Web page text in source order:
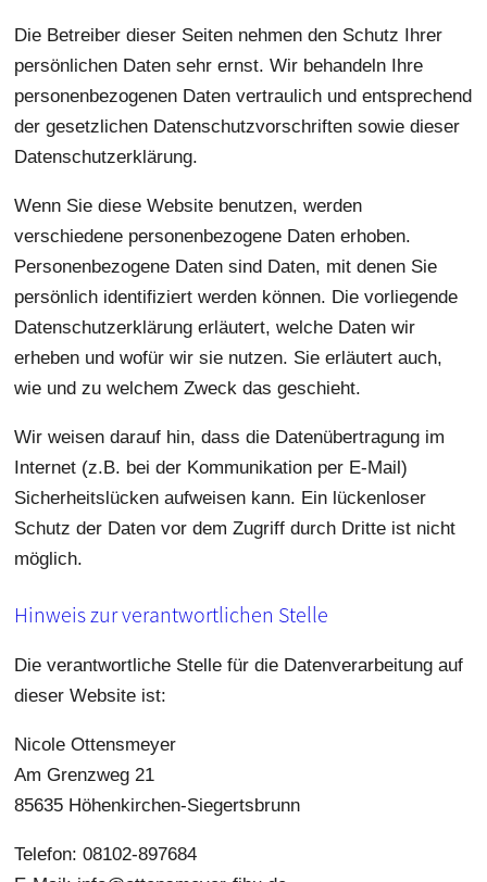
Die Betreiber dieser Seiten nehmen den Schutz Ihrer
persönlichen Daten sehr ernst. Wir behandeln Ihre
personenbezogenen Daten vertraulich und entsprechend
der gesetzlichen Datenschutzvorschriften sowie dieser
Datenschutzerklärung.
Wenn Sie diese Website benutzen, werden
verschiedene personenbezogene Daten erhoben.
Personenbezogene Daten sind Daten, mit denen Sie
persönlich identifiziert werden können. Die vorliegende
Datenschutzerklärung erläutert, welche Daten wir
erheben und wofür wir sie nutzen. Sie erläutert auch,
wie und zu welchem Zweck das geschieht.
Wir weisen darauf hin, dass die Datenübertragung im
Internet (z.B. bei der Kommunikation per E-Mail)
Sicherheitslücken aufweisen kann. Ein lückenloser
Schutz der Daten vor dem Zugriff durch Dritte ist nicht
möglich.
Hinweis zur verantwortlichen Stelle
Die verantwortliche Stelle für die Datenverarbeitung auf
dieser Website ist:
Nicole Ottensmeyer
Am Grenzweg 21
85635 Höhenkirchen-Siegertsbrunn
Telefon: 08102-897684